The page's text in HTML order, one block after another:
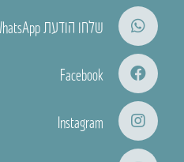
שלחו הודעת WhatsApp
Facebook
Instagram